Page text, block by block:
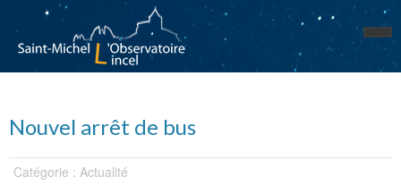
Nouvel arrêt de bus
Catégorie : Actualité